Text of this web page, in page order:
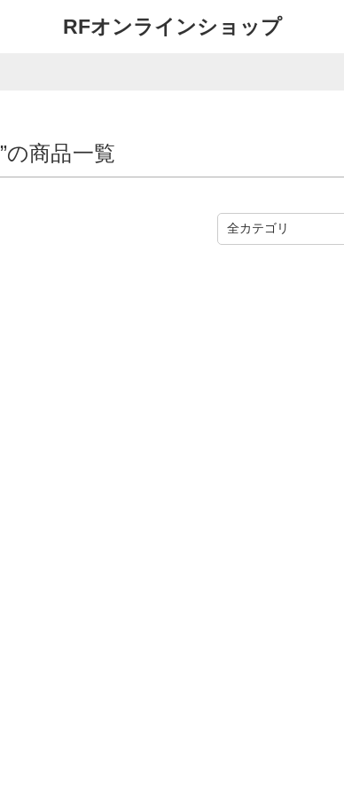
RFオンラインショップ
”の商品一覧